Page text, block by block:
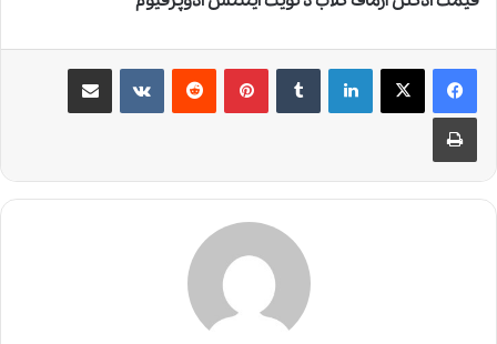
لینکدین ‫تامبلر ‫پین‌ترست‫رددیت ‫VKontakteاشتراک گذاری از طریق ایمیل
چاپ